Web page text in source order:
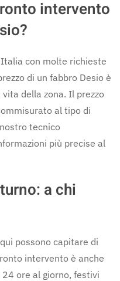
intervento
con molte richieste
di un fabbro Desio è
della zona. Il prezzo
al tipo di
tecnico
più precise al
a chi
possono capitare di
intervento è anche
ore al giorno, festivi